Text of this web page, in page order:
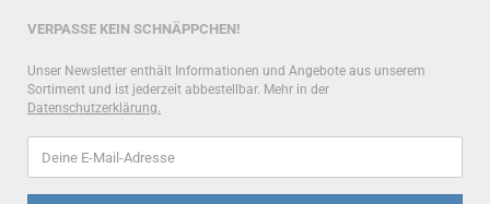
VERPASSE KEIN SCHNÄPPCHEN!
Unser Newsletter enthält Informationen und Angebote aus unserem
Sortiment und ist jederzeit abbestellbar. Mehr in der
Datenschutzerklärung.